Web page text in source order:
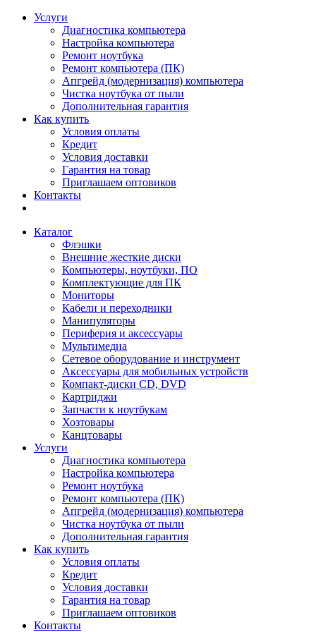
Услуги
Диагностика компьютера
Настройка компьютера
Ремонт ноутбука
Ремонт компьютера (ПК)
Апгрейд (модернизация) компьютера
Чистка ноутбука от пыли
Дополнительная гарантия
Как купить
Условия оплаты
Кредит
Условия доставки
Гарантия на товар
Приглашаем оптовиков
Контакты
Каталог
Флэшки
Внешние жесткие диски
Компьютеры, ноутбуки, ПО
Комплектующие для ПК
Мониторы
Кабели и переходники
Манипуляторы
Периферия и аксессуары
Мультимедиа
Сетевое оборудование и инструмент
Аксессуары для мобильных устройств
Компакт-диски CD, DVD
Картриджи
Запчасти к ноутбукам
Хозтовары
Канцтовары
Услуги
Диагностика компьютера
Настройка компьютера
Ремонт ноутбука
Ремонт компьютера (ПК)
Апгрейд (модернизация) компьютера
Чистка ноутбука от пыли
Дополнительная гарантия
Как купить
Условия оплаты
Кредит
Условия доставки
Гарантия на товар
Приглашаем оптовиков
Контакты